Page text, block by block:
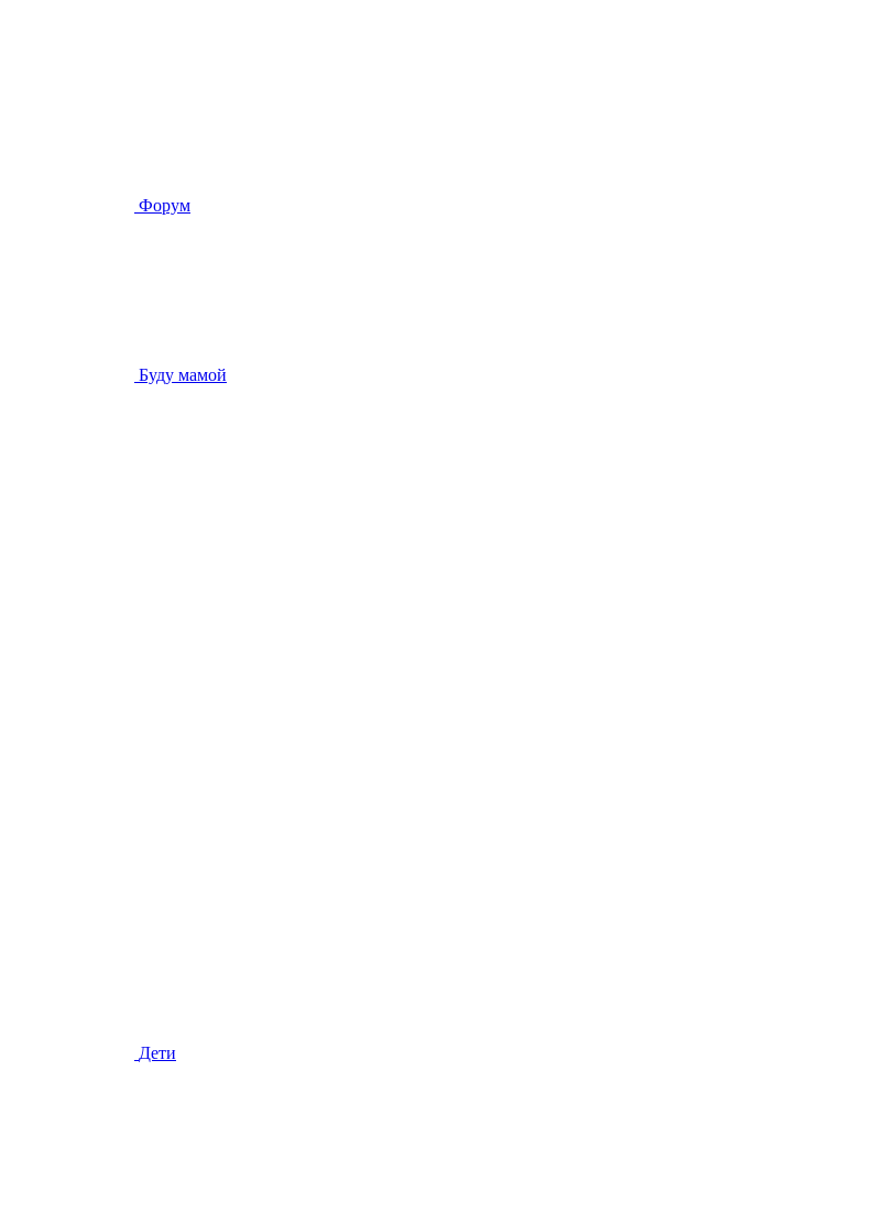
Форум
Буду мамой
Дети